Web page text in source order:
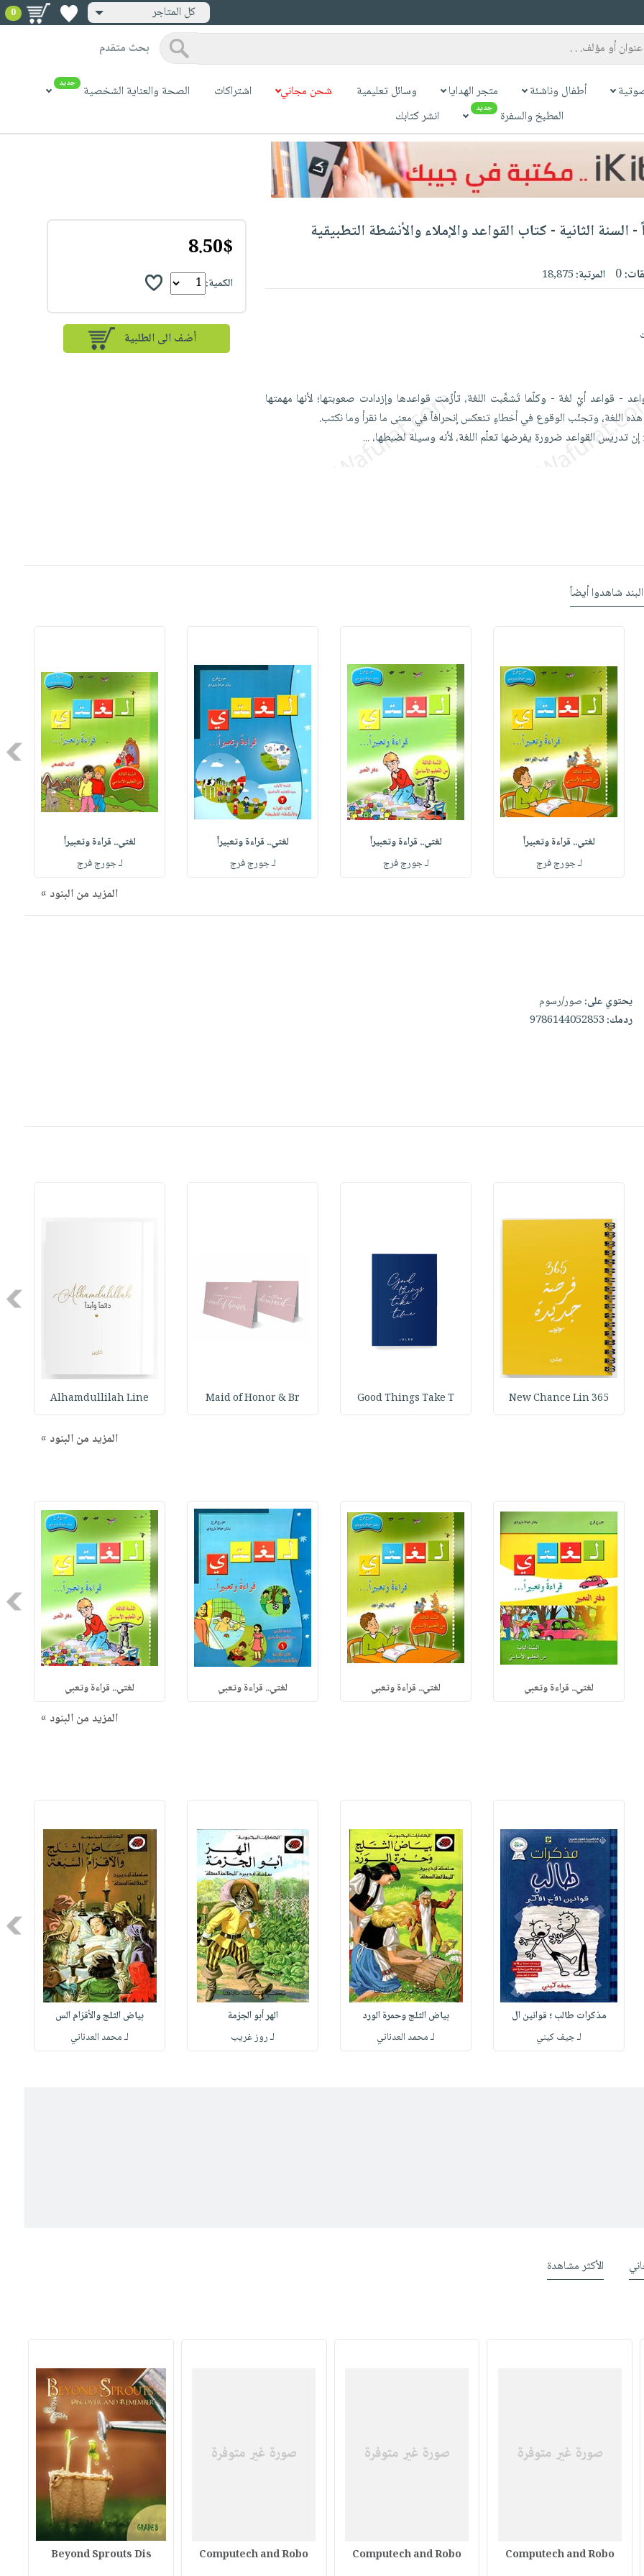
كل المتاجر 0
بحث متقدم
أطفال وناشئة متجر الهدايا وسائل تعليمية شحن مجاني اشتراكات الصحة والعناية الشخصية جديد
المطبخ والسفرة جديد انشر كتابك
السنة الثانية - كتاب القواعد والإملاء والأنشطة التطبيقية
0 المرتبة:18,875
- قواعد أيّ لغة - وكلّما تَشعَّبت اللغة، تأزّمت قواعدها وإزدادت صعوبتها؛ لأنها مهمتها
اللغة، وتجنّب الوقوع في أخطاءٍ تنعكس إنحرافاً في معنى ما نقرأ وما نكتب.
...
8.50$
الكمية:
أضف الى الطلبية
شاهدوا أيضاً
لغتي.. قراءة وتعبيراً
لـ جورج فرج
لغتي.. قراءة وتعبيراً
لـ جورج فرج
لغتي.. قراءة وتعبيراً
لـ جورج فرج
لغتي.. قراءة وتعبيراً
لـ جورج فرج
المزيد من البنود »
يحتوي على:صور/رسوم
ردمك:9786144052853
365 New Chance Lin
Good Things Take T
Maid of Honor & Br
Alhamdullilah Line
المزيد من البنود »
لغتي.. قراءة وتعبي لغتي.. قراءة وتعبي لغتي.. قراءة وتعبي لغتي.. قراءة وتعبي
المزيد من البنود »
مذكرات طالب ؛ قوانين ال
لـ جيف كيني
بياض الثلج وحمرة الورد
لـ محمد العدناني
الهر أبو الجزمة
لـ روز غريب
بياض الثلج والأقزام الس
لـ محمد العدناني
الأكثر مشاهدة
Computech and Robo
Computech and Robo
Computech and Robo
Beyond Sprouts Dis